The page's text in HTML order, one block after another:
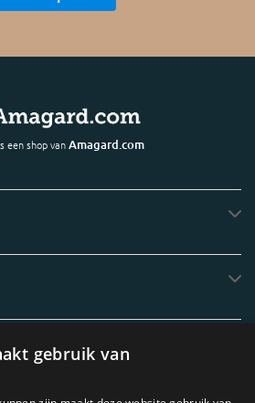
een shop vanAmagard.com
gebruik van